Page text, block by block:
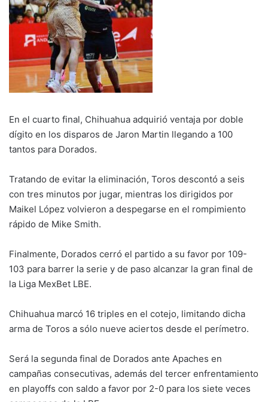
En el cuarto final, Chihuahua adquirió ventaja por doble
dígito en los disparos de Jaron Martin llegando a 100
tantos para Dorados.
Tratando de evitar la eliminación, Toros descontó a seis
con tres minutos por jugar, mientras los dirigidos por
Maikel López volvieron a despegarse en el rompimiento
rápido de Mike Smith.
Finalmente, Dorados cerró el partido a su favor por 109-
103 para barrer la serie y de paso alcanzar la gran final de
la Liga MexBet LBE.
Chihuahua marcó 16 triples en el cotejo, limitando dicha
arma de Toros a sólo nueve aciertos desde el perímetro.
Será la segunda final de Dorados ante Apaches en
campañas consecutivas, además del tercer enfrentamiento
en playoffs con saldo a favor por 2-0 para los siete veces